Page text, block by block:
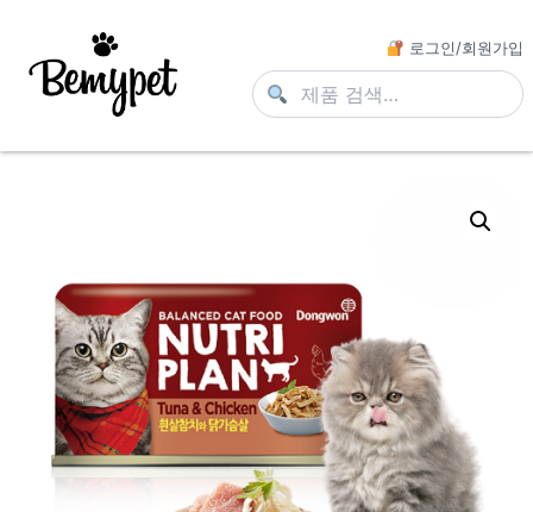
로그인/회원가입